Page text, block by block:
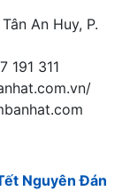
An Huy, P.
191 311
Nguyên Đán